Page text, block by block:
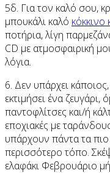
5δ. Για τον καλό σου,
μπουκάλι καλό κόκκινο
ποτήρια, λίγη
CD με ατμοσφαιρική
λόγια.
6. Δεν υπάρχει
εκτιμήσει ένα ζευγάρι,
παντοφλίτσες και/ή
εποχιακές με
υπάρχουν πάντα τα
περισσότερο τόπο.
ελαφάκι Φεβρουάριο